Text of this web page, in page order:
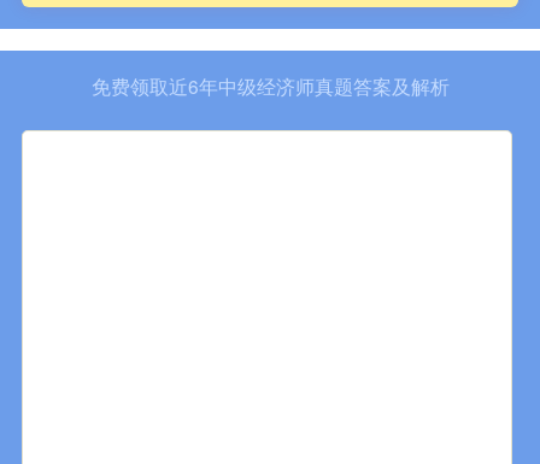
免费领取近6年中级经济师真题答案及解析